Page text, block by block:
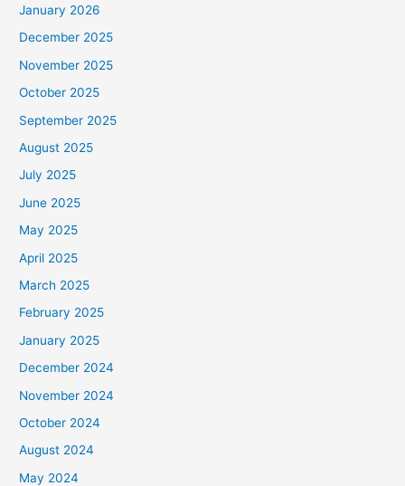
January 2026
December 2025
November 2025
October 2025
September 2025
August 2025
July 2025
June 2025
May 2025
April 2025
March 2025
February 2025
January 2025
December 2024
November 2024
October 2024
August 2024
May 2024